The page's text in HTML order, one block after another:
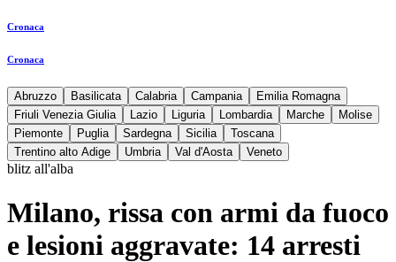
Cronaca
Cronaca
Abruzzo Basilicata Calabria Campania
Emilia Romagna
Friuli Venezia Giulia
Lazio Liguria Lombardia Marche
Molise
Piemonte
Puglia Sardegna Sicilia
Toscana
Trentino alto Adige
Umbria Val d'Aosta Veneto
blitz all'alba
Milano, rissa con armi da fuoco
e lesioni aggravate: 14 arresti